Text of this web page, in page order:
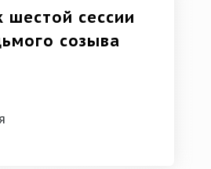
шестой сессии
созыва